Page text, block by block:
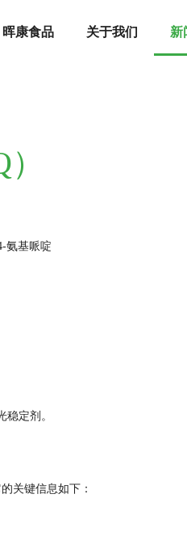
晖康食品 关于我们 新
氨基哌啶
定剂。
关键信息如下：